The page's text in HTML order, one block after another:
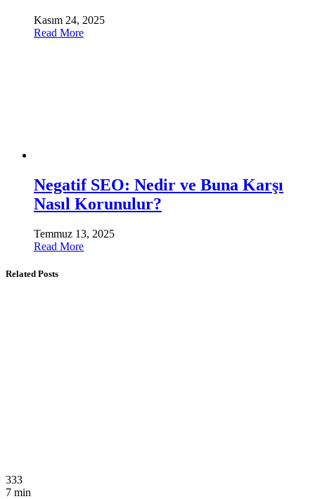
Kasım 24, 2025
Read More
Negatif SEO: Nedir ve Buna Karşı
Nasıl Korunulur?
Temmuz 13, 2025
Read More
Related Posts
333
7 min